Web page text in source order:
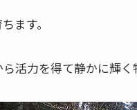
ます。
活力を得て静かに輝く